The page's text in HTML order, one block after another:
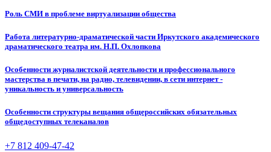
Роль СМИ в проблеме виртуализации общества
Работа литературно-драматической части Иркутского академического
драматического театра им. Н.П. Охлопкова
Особенности журналистской деятельности и профессионального
мастерства в печати, на радио, телевидении, в сети интернет -
уникальность и универсальность
Особенности структуры вещания общероссийских обязательных
общедоступных телеканалов
+7 812 409-47-42